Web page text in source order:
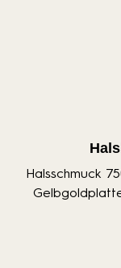
Halsschmuck